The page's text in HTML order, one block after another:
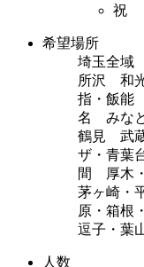
祝
希望場所
埼玉全
所沢 和
指・飯
名 みな
鶴見 武
ザ・青葉
間 厚木
茅ヶ崎・
原・箱
逗子・葉
人数